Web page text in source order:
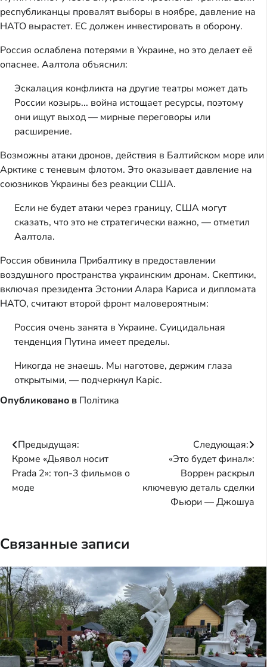
республиканцы провалят выборы в ноябре, давление на
НАТО вырастет. ЕС должен инвестировать в оборону.
Россия ослаблена потерями в Украине, но это делает её
опаснее. Аалтола объяснил:
Эскалация конфликта на другие театры может дать
России козырь... война истощает ресурсы, поэтому
они ищут выход — мирные переговоры или
расширение.
Возможны атаки дронов, действия в Балтийском море или
Арктике с теневым флотом. Это оказывает давление на
союзников Украины без реакции США.
Если не будет атаки через границу, США могут
сказать, что это не стратегически важно, — отметил
Аалтола.
Россия обвинила Прибалтику в предоставлении
воздушного пространства украинским дронам. Скептики,
включая президента Эстонии Алара Кариса и дипломата
НАТО, считают второй фронт маловероятным:
Россия очень занята в Украине. Суицидальная
тенденция Путина имеет пределы.
Никогда не знаешь. Мы наготове, держим глаза
открытыми, — подчеркнул Каріс.
Опубликовано в Політика
Навигация
по
записям
Предыдущая:
Кроме «Дьявол носит
Prada 2»: топ-3 фильмов о
моде
Следующая:
«Это будет финал»:
Воррен раскрыл
ключевую деталь сделки
Фьюри — Джошуа
Связанные записи